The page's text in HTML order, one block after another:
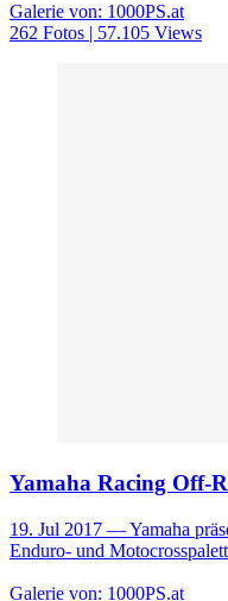
Galerie von: 1000PS.at
262 Fotos | 57.105 Views
Yamaha Racing Off-
19. Jul 2017 — Yamaha
Enduro- und
Galerie von: 1000PS.at